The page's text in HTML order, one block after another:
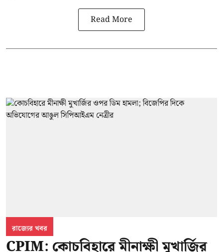
Read More
রাজ্যের খবর
CPIM: কোচবিহারে মীনাক্ষী মুখার্জির